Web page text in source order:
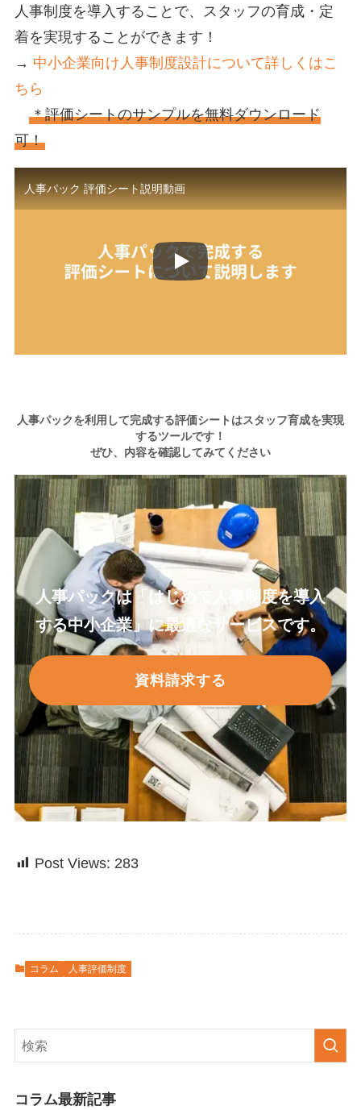
人事制度を導入することで、スタッフの育成・定
着を実現することができます！
→ 中小企業向け人事制度設計について詳しくはこ
ちら
＊評価シートのサンプルを無料ダウンロード
可！
人事パック 評価シート説明動画
人事パックを利用して完成する評価シートはスタッフ育成を実現
するツールです！
ぜひ、内容を確認してみてください
人事パックは「はじめて人事制度を導入
する中小企業」に最適なサービスです。
資料請求する
Post Views: 283
コラム 人事評価制度
コラム最新記事